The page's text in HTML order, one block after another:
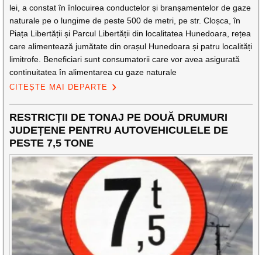
lei, a constat în înlocuirea conductelor și branșamentelor de gaze
naturale pe o lungime de peste 500 de metri, pe str. Cloșca, în
Piața Libertății și Parcul Libertății din localitatea Hunedoara, rețea
care alimentează jumătate din orașul Hunedoara și patru localități
limitrofe. Beneficiari sunt consumatorii care vor avea asigurată
continuitatea în alimentarea cu gaze naturale
CITEȘTE MAI DEPARTE
RESTRICȚII DE TONAJ PE DOUĂ DRUMURI
JUDEȚENE PENTRU AUTOVEHICULELE DE
PESTE 7,5 TONE